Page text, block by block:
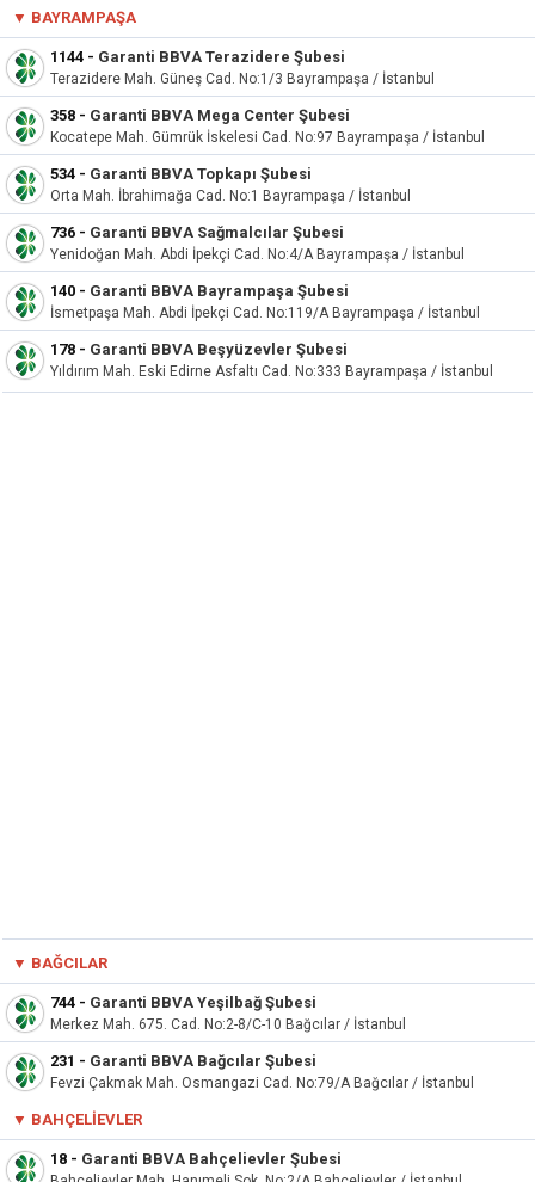
▼ BAYRAMPAŞA
1144 - Garanti BBVA Terazidere Şubesi
Terazidere Mah. Güneş Cad. No:1/3 Bayrampaşa / İstanbul
358 - Garanti BBVA Mega Center Şubesi
Kocatepe Mah. Gümrük İskelesi Cad. No:97 Bayrampaşa / İstanbul
534 - Garanti BBVA Topkapı Şubesi
Orta Mah. İbrahimağa Cad. No:1 Bayrampaşa / İstanbul
736 - Garanti BBVA Sağmalcılar Şubesi
Yenidoğan Mah. Abdi İpekçi Cad. No:4/A Bayrampaşa / İstanbul
140 - Garanti BBVA Bayrampaşa Şubesi
İsmetpaşa Mah. Abdi İpekçi Cad. No:119/A Bayrampaşa / İstanbul
178 - Garanti BBVA Beşyüzevler Şubesi
Yıldırım Mah. Eski Edirne Asfaltı Cad. No:333 Bayrampaşa / İstanbul
▼ BAĞCILAR
744 - Garanti BBVA Yeşilbağ Şubesi
Merkez Mah. 675. Cad. No:2-8/C-10 Bağcılar / İstanbul
231 - Garanti BBVA Bağcılar Şubesi
Fevzi Çakmak Mah. Osmangazi Cad. No:79/A Bağcılar / İstanbul
▼ BAHÇELIEVLER
18 - Garanti BBVA Bahçelievler Şubesi